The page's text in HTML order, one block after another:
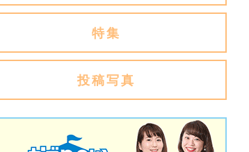
特集
投稿写真